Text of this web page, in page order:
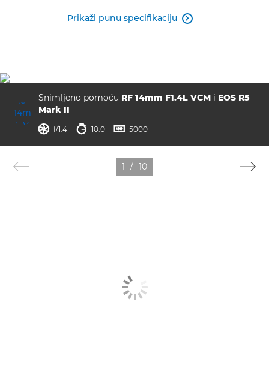
Prikaži punu specifikaciju 
Snimljeno pomoću RF 14mm F1.4L VCM i EOS R5
Mark II
otvor blende
 f/1.4 brzina zatvarača
 10.0 ISO
 5000
1 / 10